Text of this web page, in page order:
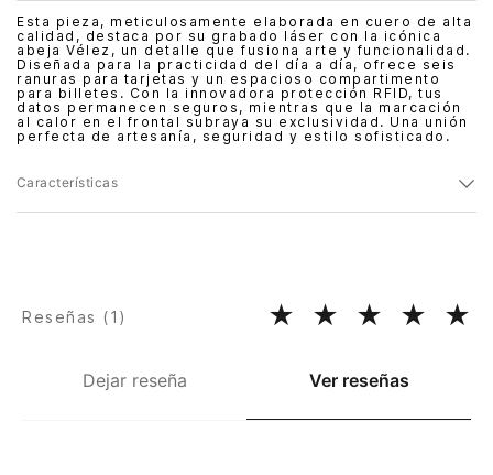
Esta pieza, meticulosamente elaborada en cuero de alta
calidad, destaca por su grabado láser con la icónica
abeja Vélez, un detalle que fusiona arte y funcionalidad.
Diseñada para la practicidad del día a día, ofrece seis
ranuras para tarjetas y un espacioso compartimento
para billetes. Con la innovadora protección RFID, tus
datos permanecen seguros, mientras que la marcación
al calor en el frontal subraya su exclusividad. Una unión
perfecta de artesanía, seguridad y estilo sofisticado.
Características
Dejar reseña Ver reseñas
Reseñas (1 ) ★ ★ ★ ★ ★